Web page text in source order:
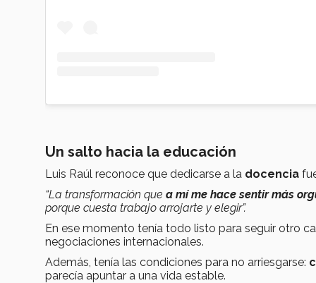
Un salto hacia la educación
Luis Raúl reconoce que dedicarse a la docencia
“La transformación que a mí me hace sentir más
porque cuesta trabajo arrojarte y elegir”.
En ese momento tenía todo listo para seguir otro
negociaciones internacionales.
Además, tenía las condiciones para no arriesgarse:
parecía apuntar a una vida estable.